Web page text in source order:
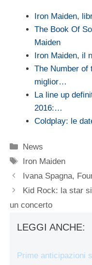
Iron Maiden,
The Book Of
Maiden
Iron Maiden, il
The Number of
miglior…
La line up
2016:…
Coldplay: le
Categorie
News
Tag
Iron Maiden
Ivana Spagna,
Kid Rock: la star
un concerto
LEGGI ANCHE:
Prime anticipazioni